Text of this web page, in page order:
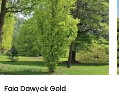
Faia Dawyck Gold